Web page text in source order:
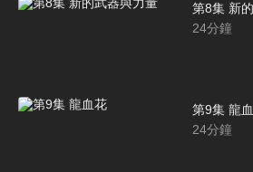
第8集 新
24分鐘
第9集 龍
24分鐘